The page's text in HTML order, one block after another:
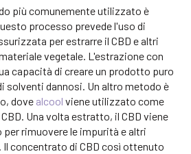
più comunemente utilizzato è
processo prevede l'uso di
per estrarre il CBD e altri
vegetale. L'estrazione con
capacità di creare un prodotto puro
solventi dannosi. Un altro metodo è
dove alcool viene utilizzato come
Una volta estratto, il CBD viene
rimuovere le impurità e altri
concentrato di CBD così ottenuto